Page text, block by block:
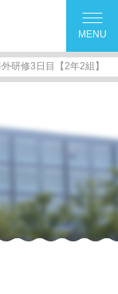
MENU
研修3日目【2年2組】